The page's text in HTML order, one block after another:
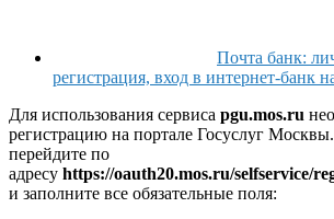
Почта банк:
регистрация, вход в интернет-банк
Для использования сервиса pgu.mos.ru
регистрацию на портале Госуслуг
перейдите по
адресу https://oauth20.mos.ru/selfservice/
и заполните все обязательные поля: